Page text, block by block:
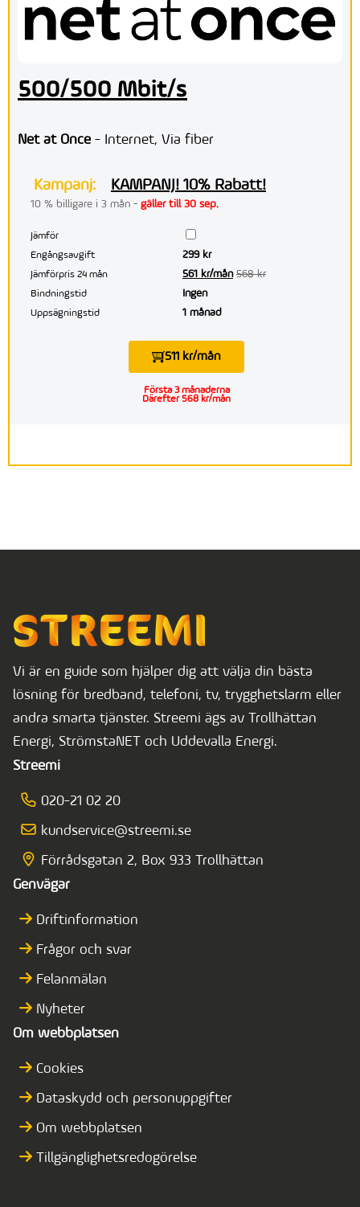
500/500 Mbit/s
Net at Once- Internet, Via fiber
Kampanj: KAMPANJ! 10% Rabatt!
10 % billigare i 3 mån - gäller till 30 sep.
Jämför
Engångsavgift
299 kr
Jämförpris 24 mån 561 kr/mån 568 kr
Bindningstid Ingen
Uppsägningstid 1 månad
511 kr/mån
Första 3 månaderna
Därefter 568 kr/mån
Vi är en guide som hjälper dig att välja din bästa
lösning för bredband, telefoni, tv, trygghetslarm eller
andra smarta tjänster. Streemi ägs av Trollhättan
Energi, StrömstaNET och Uddevalla Energi.
Streemi
020-21 02 20
kundservice@streemi.se
Förrådsgatan 2, Box 933 Trollhättan
Genvägar
Driftinformation
Frågor och svar
Felanmälan
Nyheter
Om webbplatsen
Cookies
Dataskydd och personuppgifter
Om webbplatsen
Tillgänglighetsredogörelse